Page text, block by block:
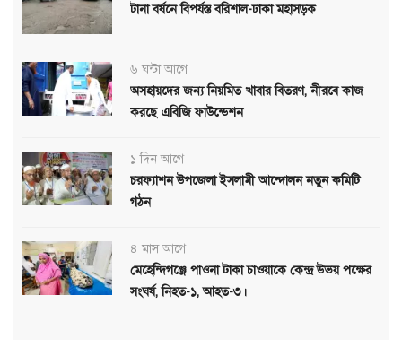
টানা বর্ষনে বিপর্যস্ত বরিশাল-ঢাকা মহাসড়ক
৬ ঘন্টা আগে
অসহায়দের জন্য নিয়মিত খাবার বিতরণ, নীরবে কাজ
করছে এবিজি ফাউন্ডেশন
১ দিন আগে
চরফ্যাশন উপজেলা ইসলামী আন্দোলন নতুন কমিটি
গঠন
৪ মাস আগে
মেহেন্দিগঞ্জে পাওনা টাকা চাওয়াকে কেন্দ্র উভয় পক্ষের
সংঘর্ষ, নিহত-১, আহত-৩।